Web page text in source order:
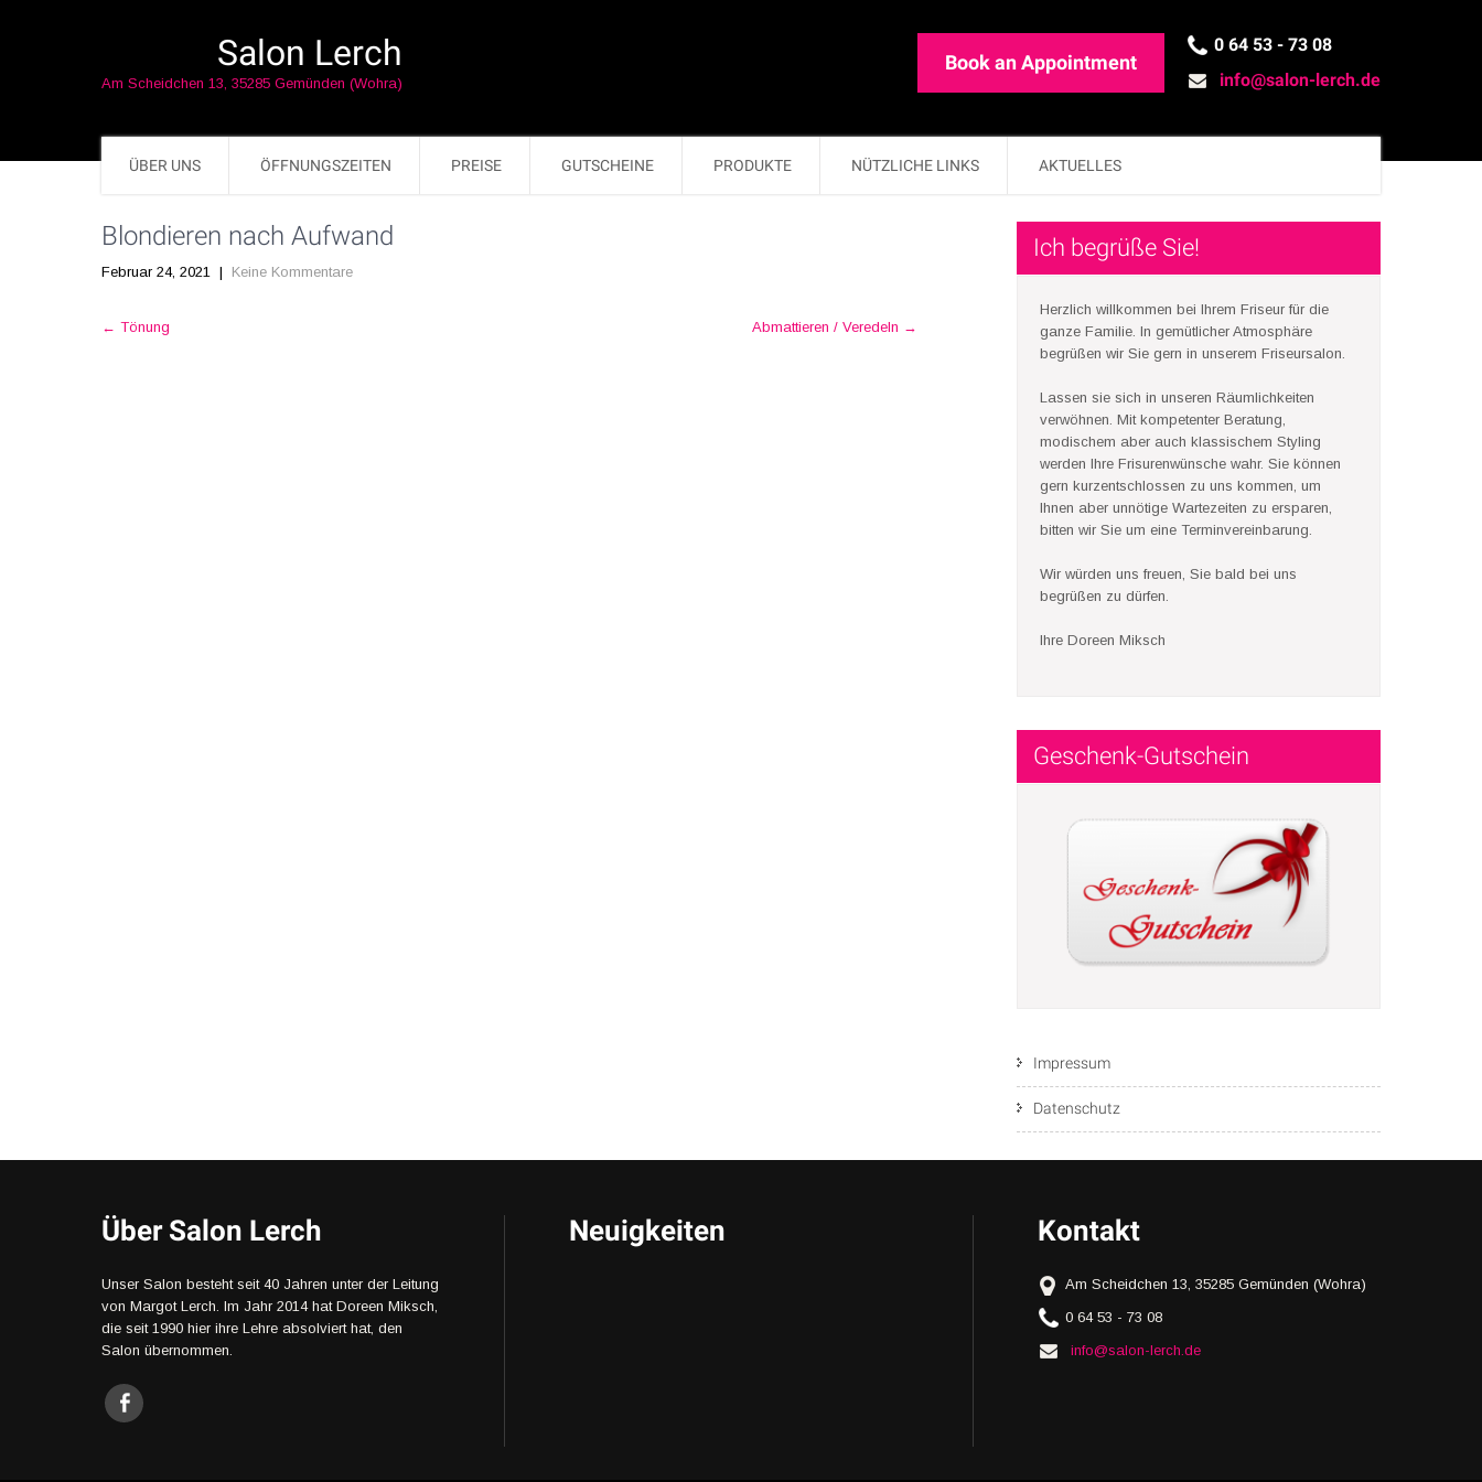
Salon Lerch
Am Scheidchen 13, 35285 Gemünden (Wohra)
0 64 53 - 73 08
info@salon-lerch.de
Book an Appointment
ÜBER UNS ÖFFNUNGSZEITEN PREISE GUTSCHEINE PRODUKTE NÜTZLICHE LINKS AKTUELLES
Blondieren nach Aufwand
Februar 24, 2021 | Keine Kommentare
Post
← Tönung Abmattieren / Veredeln →
Ich begrüße Sie!
Herzlich willkommen bei Ihrem Friseur für die
ganze Familie. In gemütlicher Atmosphäre
begrüßen wir Sie gern in unserem Friseursalon.
Lassen sie sich in unseren Räumlichkeiten
verwöhnen. Mit kompetenter Beratung,
modischem aber auch klassischem Styling
werden Ihre Frisurenwünsche wahr. Sie können
gern kurzentschlossen zu uns kommen, um
Ihnen aber unnötige Wartezeiten zu ersparen,
bitten wir Sie um eine Terminvereinbarung.
Wir würden uns freuen, Sie bald bei uns
begrüßen zu dürfen.
Ihre Doreen Miksch
Geschenk-Gutschein
Impressum
Datenschutz
Über Salon Lerch
Unser Salon besteht seit 40 Jahren unter der Leitung
von Margot Lerch. Im Jahr 2014 hat Doreen Miksch,
die seit 1990 hier ihre Lehre absolviert hat, den
Salon übernommen.
Neuigkeiten Kontakt
Am Scheidchen 13, 35285 Gemünden (Wohra)
0 64 53 - 73 08
info@salon-lerch.de